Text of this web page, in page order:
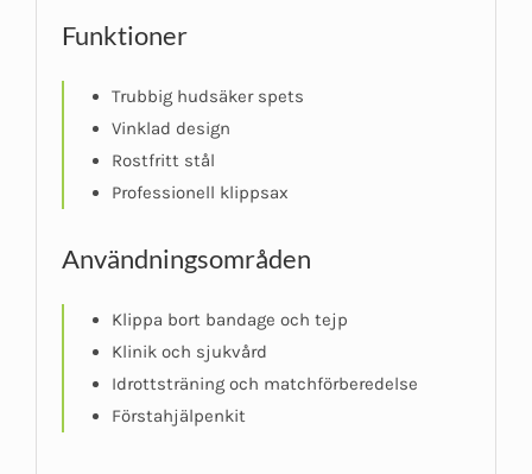
Funktioner
Trubbig hudsäker spets
Vinklad design
Rostfritt stål
Professionell klippsax
Användningsområden
Klippa bort bandage och tejp
Klinik och sjukvård
Idrottsträning och matchförberedelse
Förstahjälpenkit